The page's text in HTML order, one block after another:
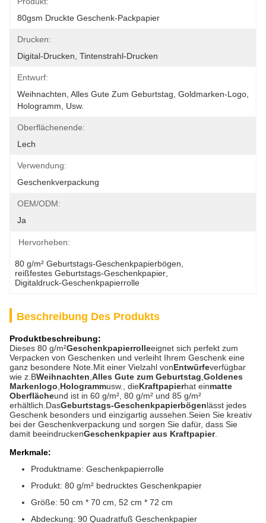
80gsm Druckte Geschenk-Packpapier
Drucken:
Digital-Drucken, Tintenstrahl-Drucken
Entwurf:
Weihnachten, Alles Gute Zum Geburtstag, Goldmarken-Logo,
Hologramm, Usw.
Oberflächenende:
Lech
Verwendung:
Geschenkverpackung
OEM/ODM:
Ja
Hervorheben:
80 g/m² Geburtstags-Geschenkpapierbögen
reißfestes Geburtstags-Geschenkpapier
Digitaldruck-Geschenkpapierrolle
Beschreibung Des Produkts
Produktbeschreibung:
Dieses 80 g/m²Geschenkpapierrolleeignet sich perfekt zum
Verpacken von Geschenken und verleiht Ihrem Geschenk eine
ganz besondere Note.Mit einer Vielzahl vonEntwürfeverfügbar
wie z.BWeihnachten Alles Gute zum Geburtstag Goldenes
Markenlogo Hologrammusw., dieKraftpapierhat einmatte
Oberflächeund ist in 60 g/m², 80 g/m² und 85 g/m²
erhältlich.DasGeburtstags-Geschenkpapierbögenlässt jedes
Geschenk besonders und einzigartig aussehen.Seien Sie kreativ
bei der Geschenkverpackung und sorgen Sie dafür, dass Sie
damit beeindruckenGeschenkpapier aus Kraftpapier.
Merkmale:
Produktname: Geschenkpapierrolle
Produkt: 80 g/m² bedrucktes Geschenkpapier
Größe: 50 cm * 70 cm, 52 cm * 72 cm
Abdeckung: 90 Quadratfuß Geschenkpapier